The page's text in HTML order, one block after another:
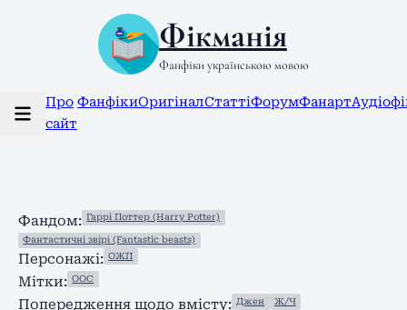
Фікманія
Фанфіки українською мовою
Про
сайт
ФанфікиОригіналСтаттіФорумФанарт
Фандом: Гаррі Поттер (Harry Potter)
Фантастичні звірі (Fantastic beasts)
Персонажі: ОЖП
Мітки: ООС
Попередження щодо вмісту: Джен Ж/Ч